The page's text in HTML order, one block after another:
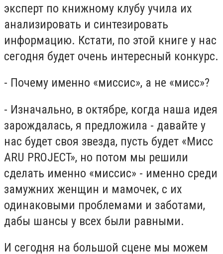
эксперт по книжному клубу учила их
анализировать и синтезировать
информацию. Кстати, по этой книге у нас
сегодня будет очень интересный конкурс.
- Почему именно «миссис», а не «мисс»?
- Изначально, в октябре, когда наша идея
зарождалась, я предложила - давайте у
нас будет своя звезда, пусть будет «Мисс
ARU PROJECT», но потом мы решили
сделать именно «миссис» - именно среди
замужних женщин и мамочек, с их
одинаковыми проблемами и заботами,
дабы шансы у всех были равными.
И сегодня на большой сцене мы можем